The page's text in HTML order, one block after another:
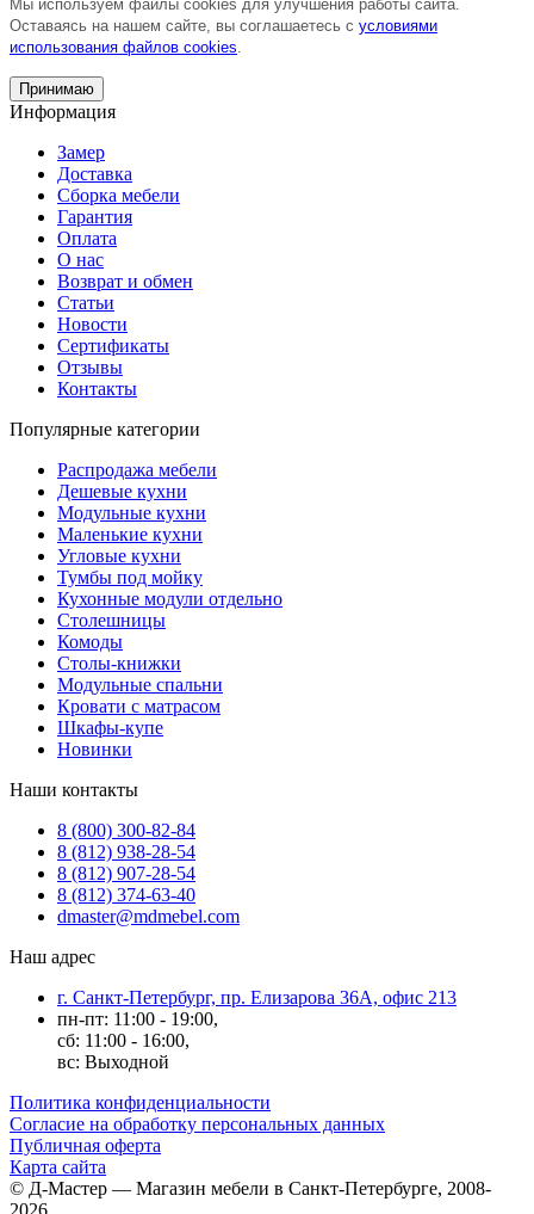
Мы используем файлы cookies для улучшения работы сайта.
Оставаясь на нашем сайте, вы соглашаетесь с условиями
использования файлов cookies.
Принимаю
Информация
Замер
Доставка
Сборка мебели
Гарантия
Оплата
О нас
Возврат и обмен
Статьи
Новости
Сертификаты
Отзывы
Контакты
Популярные категории
Распродажа мебели
Дешевые кухни
Модульные кухни
Маленькие кухни
Угловые кухни
Тумбы под мойку
Кухонные модули отдельно
Столешницы
Комоды
Столы-книжки
Модульные спальни
Кровати с матрасом
Шкафы-купе
Новинки
Наши контакты
8 (800) 300-82-84
8 (812) 938-28-54
8 (812) 907-28-54
8 (812) 374-63-40
dmaster@mdmebel.com
Наш адрес
г. Санкт-Петербург, пр. Елизарова 36А, офис 213
пн-пт: 11:00 - 19:00,
сб: 11:00 - 16:00,
вс: Выходной
Политика конфиденциальности
Согласие на обработку персональных данных
Публичная оферта
Карта сайта
© Д-Мастер — Магазин мебели в Санкт-Петербурге, 2008-
2026